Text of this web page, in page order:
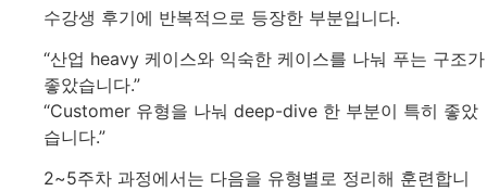
수강생 후기에 반복적으로 등장한 부분입니다.
“산업 heavy 케이스와 익숙한 케이스를 나눠 푸는 구조가
좋았습니다.”
“Customer 유형을 나눠 deep-dive 한 부분이 특히 좋았
습니다.”
2~5주차 과정에서는 다음을 유형별로 정리해 훈련합니